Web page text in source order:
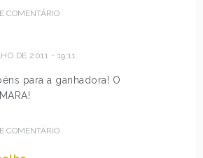
COMENTÁRIO
DE 2011 - 19:11
para a ganhadora! O
COMENTÁRIO